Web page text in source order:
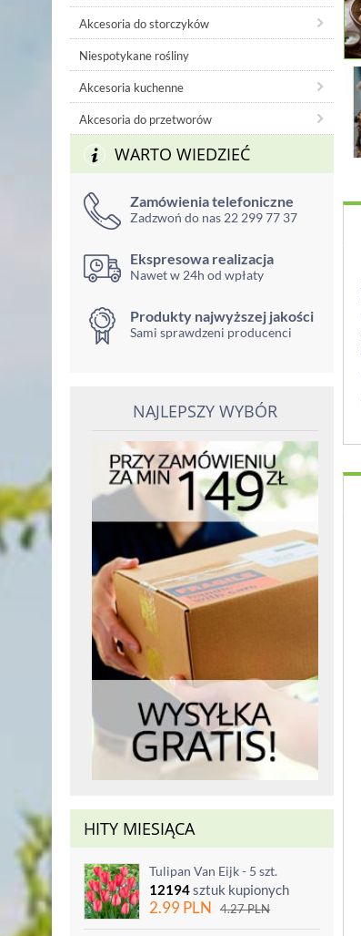
Akcesoria do storczyków
Niespotykane rośliny
Akcesoria kuchenne
Akcesoria do przetworów
WARTO WIEDZIEĆ
Zamówienia telefoniczne
Zadzwoń do nas 22 299 77 37
Ekspresowa realizacja
Nawet w 24h od wpłaty
Produkty najwyższej jakości
Sami sprawdzeni producenci
NAJLEPSZY WYBÓR
HITY MIESIĄCA
Tulipan Van Eijk - 5 szt.
12194sztuk kupionych
2.99PLN 4.27PLN